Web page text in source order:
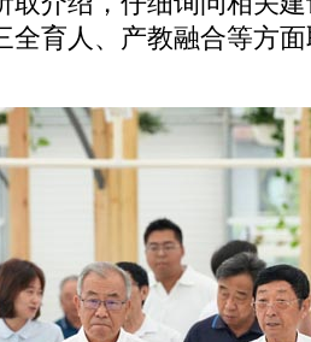
全育人、产教融合等方